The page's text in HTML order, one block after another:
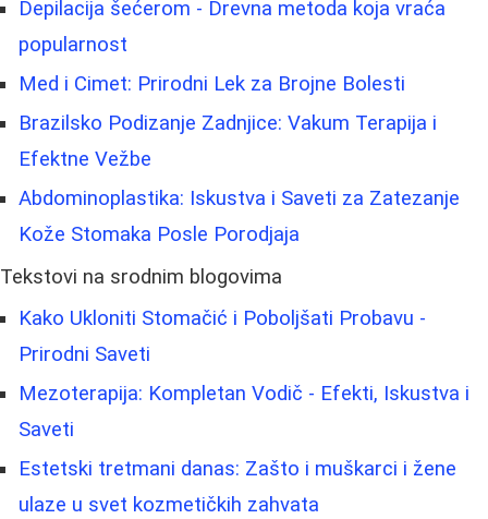
Depilacija šećerom - Drevna metoda koja vraća
popularnost
Med i Cimet: Prirodni Lek za Brojne Bolesti
Brazilsko Podizanje Zadnjice: Vakum Terapija i
Efektne Vežbe
Abdominoplastika: Iskustva i Saveti za Zatezanje
Kože Stomaka Posle Porodjaja
Tekstovi na srodnim blogovima
Kako Ukloniti Stomačić i Poboljšati Probavu -
Prirodni Saveti
Mezoterapija: Kompletan Vodič - Efekti, Iskustva i
Saveti
Estetski tretmani danas: Zašto i muškarci i žene
ulaze u svet kozmetičkih zahvata